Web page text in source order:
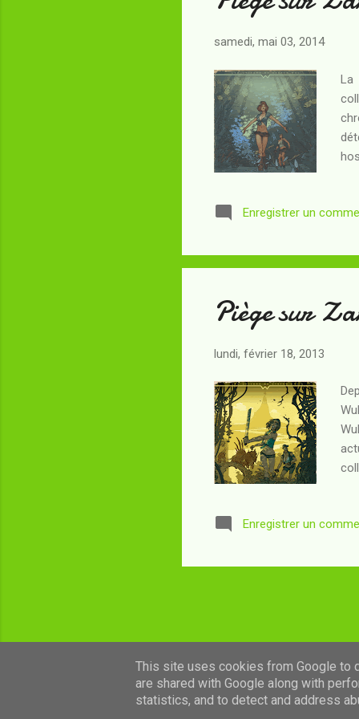
samedi, mai 03, 2014
La
Enregistrer un
Piège sur
lundi, février 18, 2013
de
le
Enregistrer un
This site uses cookies from Google to
are shared with Google along with
statistics, and to detect and address